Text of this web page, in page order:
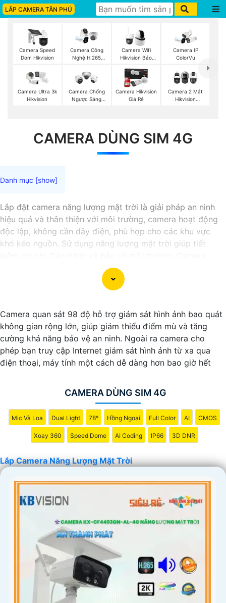
LẮP CAMERA TÂN PHÚ
Camera Speed
Dom Hikvision
Camera Công
Nghệ H.265
Camera Wifi
Hikvision Báo
Camera IP
ColorVu
Camera Ultra 3k
Hikvision
Camera Chống
Ngược Sáng
Camera Hikvision
Giá Rẻ
Camera 2 Mắt
Hikvision
CAMERA DÙNG SIM 4G
Lắp đặt camera năng lượng mặt trời là giải pháp an ninh
hiệu quả và thân thiện với môi trường, camera hoạt động
độc lập, không cần dây điện, phù hợp cho các khu vực
khó kéo nguồn. Sử dụng năng lượng mặt trời giúp tiết
được trang bị các tính năng Thông Minh như ghi hình Full
HD, quan sát ban đêm và phát hiện chuyển động. Đây là
lựa chọn lý tưởng để giám sát an ninh tại nhà ở, công
Camera quan sát 98 độ hỗ trợ giám sát hình ảnh bao quát
không gian rộng lớn, giúp giảm thiểu điểm mù và tăng
cường khả năng bảo vệ an ninh. Ngoài ra camera cho
phép bạn truy cập Internet giám sát hình ảnh từ xa qua
điện thoại, máy tính một cách dễ dàng hơn bao giờ hết
CAMERA DÙNG SIM 4G
Mic Và Loa Dual Light 78° Hồng Ngoại Full Color AI CMOS
Xoay 360 Speed Dome AI Coding IP66 3D DNR
Lắp Camera Năng Lượng Mặt Trời